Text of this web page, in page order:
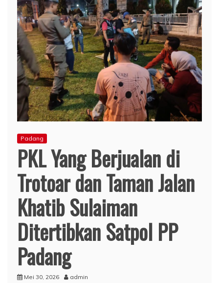
Padang
PKL Yang Berjualan di
Trotoar dan Taman Jalan
Khatib Sulaiman
Ditertibkan Satpol PP
Padang
Mei 30, 2026 admin